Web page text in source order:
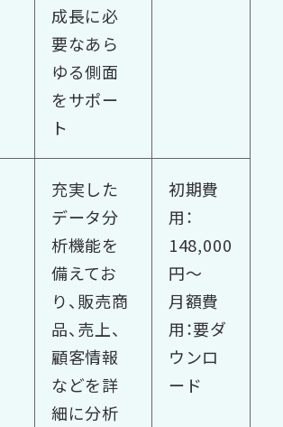
成長に必
要なあら
ゆる側面
をサポー
ト
充実した
データ分
析機能を
備えてお
り、販売商
品、売上、
顧客情報
などを詳
細に分析
初期費
用：
148,000
円〜
月額費
用：要ダ
ウンロ
ード